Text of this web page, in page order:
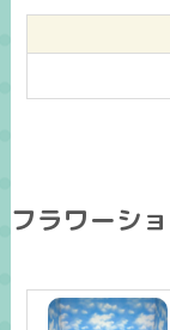
フラワーシ